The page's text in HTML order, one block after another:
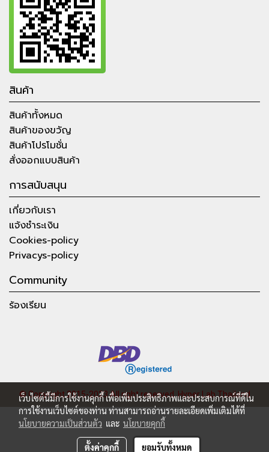
สินค้า
สินค้าทั้งหมด
สินค้าของขวัญ
สินค้าโปรโมชั่น
สั่งออกแบบสินค้า
การสนับสนุน
เกี่ยวกับเรา
แจ้งชำระเงิน
Cookies-policy
Privacys-policy
Community
ร้องเรียน
© Copyright 2015-2023 All right reserved.Hyper Lab Thailand
เว็บไซต์นี้มีการใช้งานคุกกี้ เพื่อเพิ่มประสิทธิภาพและประสบการณ์ที่ดีใน
การใช้งานเว็บไซต์ของท่าน ท่านสามารถอ่านรายละเอียดเพิ่มเติมได้ที่
นโยบายความเป็นส่วนตัว และ นโยบายคุกกี้
ตั้งค่าคุกกี้ ยอมรับทั้งหมด